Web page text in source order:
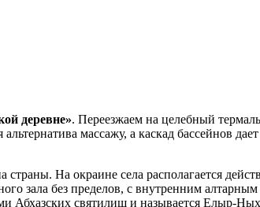
деревне». Переезжаем на целебный
массажу, а каскад бассейнов
страны. На окраине села располагается
зала без пределов, с внутренним
Абхазских святилищ и называется Елыр-